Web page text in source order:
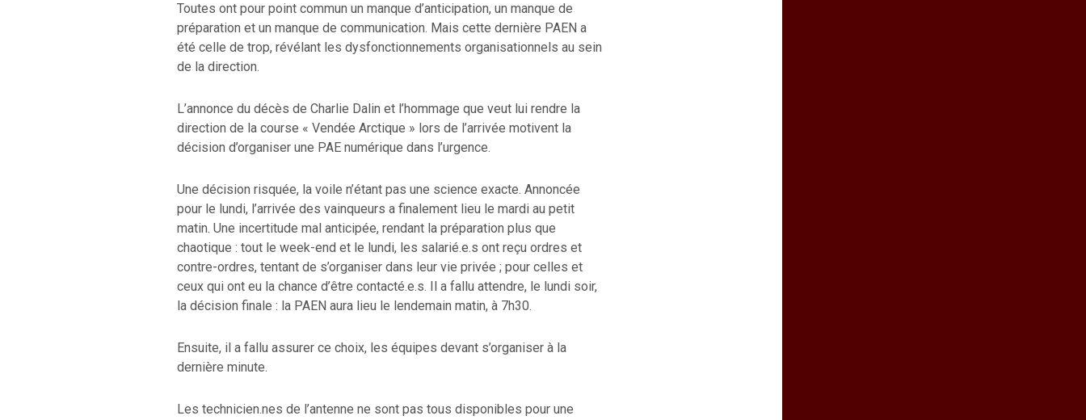
Toutes ont pour point commun un manque d’anticipation, un manque de
préparation et un manque de communication. Mais cette dernière PAEN a
été celle de trop, révélant les dysfonctionnements organisationnels au sein
de la direction.
L’annonce du décès de Charlie Dalin et l’hommage que veut lui rendre la
direction de la course « Vendée Arctique » lors de l’arrivée motivent la
décision d’organiser une PAE numérique dans l’urgence.
Une décision risquée, la voile n’étant pas une science exacte. Annoncée
pour le lundi, l’arrivée des vainqueurs a finalement lieu le mardi au petit
matin. Une incertitude mal anticipée, rendant la préparation plus que
chaotique : tout le week-end et le lundi, les salarié.e.s ont reçu ordres et
contre-ordres, tentant de s’organiser dans leur vie privée ; pour celles et
ceux qui ont eu la chance d’être contacté.e.s. Il a fallu attendre, le lundi soir,
la décision finale : la PAEN aura lieu le lendemain matin, à 7h30.
Ensuite, il a fallu assurer ce choix, les équipes devant s’organiser à la
dernière minute.
Les technicien.nes de l’antenne ne sont pas tous disponibles pour une